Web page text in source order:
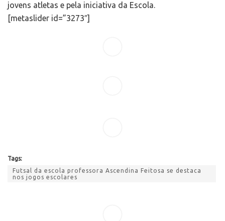
jovens atletas e pela iniciativa da Escola.
[metaslider id=”3273″]
Tags:
Futsal da escola professora Ascendina Feitosa se destaca
nos jogos escolares